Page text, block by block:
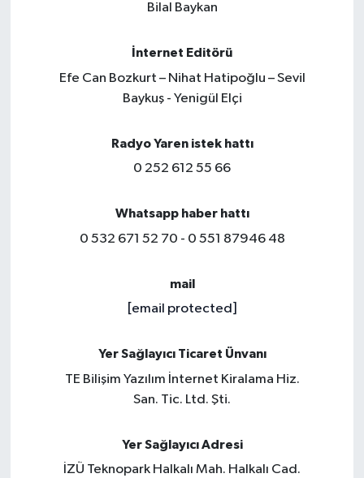
Bilal Baykan
İnternet Editörü
Efe Can Bozkurt – Nihat Hatipoğlu – Sevil
Baykuş - Yenigül Elçi
Radyo Yaren istek hattı
0 252 612 55 66
Whatsapp haber hattı
0 532 671 52 70 - 0 551 87946 48
mail
[email protected]
Yer Sağlayıcı Ticaret Ünvanı
TE Bilişim Yazılım İnternet Kiralama Hiz.
San. Tic. Ltd. Şti.
Yer Sağlayıcı Adresi
İZÜ Teknopark Halkalı Mah. Halkalı Cad.